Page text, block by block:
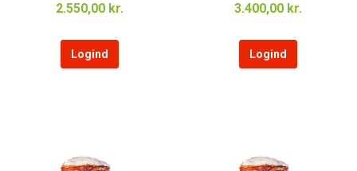
2.550,00 kr.
Logind
3.400,00 kr.
Logind